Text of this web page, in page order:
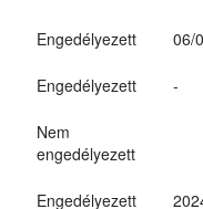
Engedélyezett 06/
Engedélyezett
-
Nem
engedélyezett
Engedélyezett